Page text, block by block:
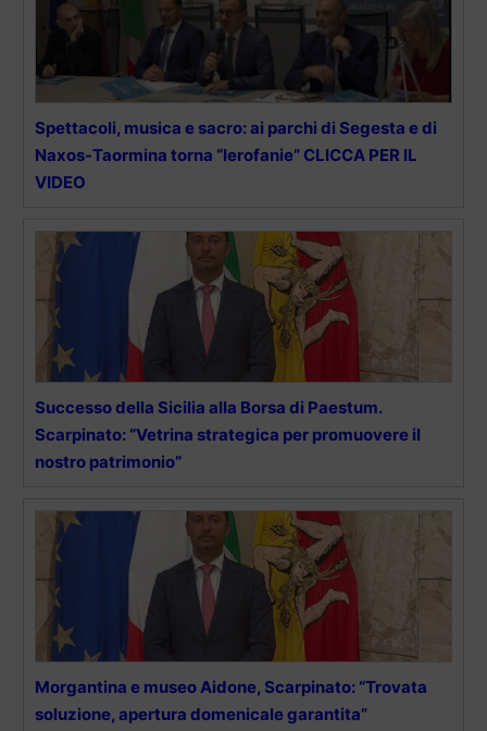
Spettacoli, musica e sacro: ai parchi di Segesta e di
Naxos-Taormina torna “Ierofanie” CLICCA PER IL
VIDEO
Successo della Sicilia alla Borsa di Paestum.
Scarpinato: “Vetrina strategica per promuovere il
nostro patrimonio”
Morgantina e museo Aidone, Scarpinato: “Trovata
soluzione, apertura domenicale garantita”